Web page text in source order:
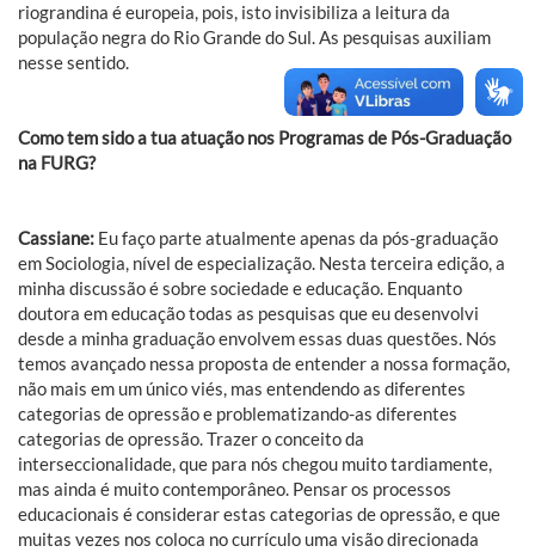
riograndina é europeia, pois, isto invisibiliza a leitura da
população negra do Rio Grande do Sul. As pesquisas auxiliam
nesse sentido.
Como tem sido a tua atuação nos Programas de Pós-Graduação
na FURG?
Cassiane: Eu faço parte atualmente apenas da pós-graduação
em Sociologia, nível de especialização. Nesta terceira edição, a
minha discussão é sobre sociedade e educação. Enquanto
doutora em educação todas as pesquisas que eu desenvolvi
desde a minha graduação envolvem essas duas questões. Nós
temos avançado nessa proposta de entender a nossa formação,
não mais em um único viés, mas entendendo as diferentes
categorias de opressão e problematizando-as diferentes
categorias de opressão. Trazer o conceito da
interseccionalidade, que para nós chegou muito tardiamente,
mas ainda é muito contemporâneo. Pensar os processos
educacionais é considerar estas categorias de opressão, e que
muitas vezes nos coloca no currículo uma visão direcionada